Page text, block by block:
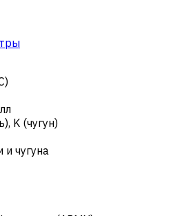
, K (чугун)
чугуна